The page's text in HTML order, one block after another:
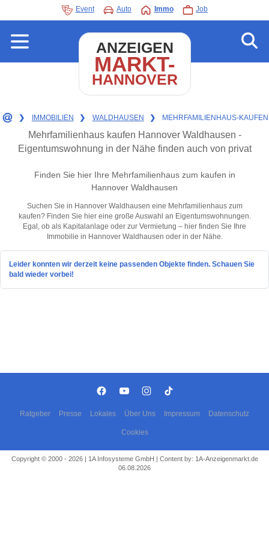
Event Auto Immo Job
ANZEIGEN
MARKT-
HANNOVER
❯ IMMOBILIEN ❯ WALDHAUSEN ❯ MEHRFAMILIENHAUS-KAUFEN
Mehrfamilienhaus kaufen Hannover Waldhausen -
Eigentumswohnung in der Nähe finden auch von privat
Finden Sie hier Ihre Mehrfamilienhaus zum kaufen in
Hannover Waldhausen
Suchen Sie in Hannover Waldhausen eine Mehrfamilienhaus zum
kaufen? Finden Sie hier eine große Auswahl an Eigentumswohnungen.
Egal, ob als Kapitalanlage oder zur Vermietung – hier finden Sie Ihre
Immobilie in Hannover Waldhausen oder in der Nähe.
Leider konnten wir derzeit keine passenden Objekte finden. Schauen Sie
bald wieder vorbei!
Ratgeber Presse Lokales Über Uns Impressum Datenschutz
Cookies
Copyright © 2000 - 2026 | 1A Infosysteme GmbH | Content by: 1A-Anzeigenmarkt.de
06.08.2026